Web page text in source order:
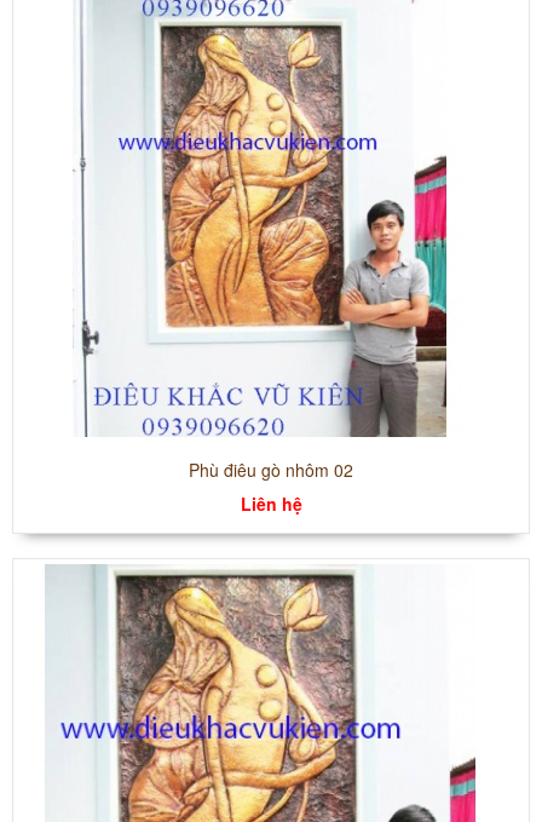
Phù điêu gò nhôm 02
Liên hệ